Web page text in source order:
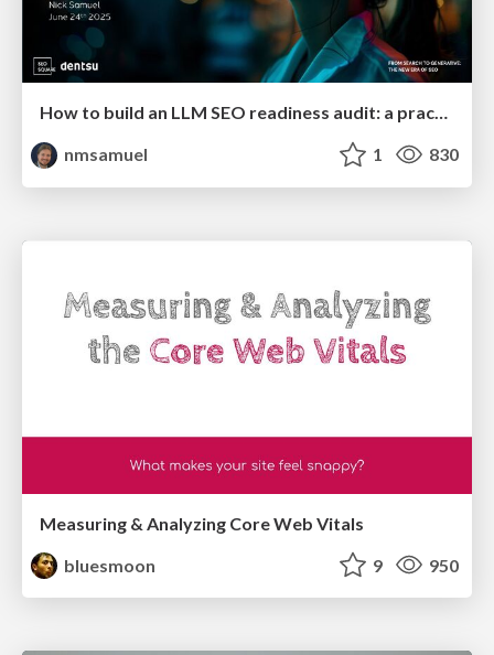
How to build an LLM SEO readiness audit: a practical framework
nmsamuel
1 830
Measuring & Analyzing Core Web Vitals
bluesmoon
9 950